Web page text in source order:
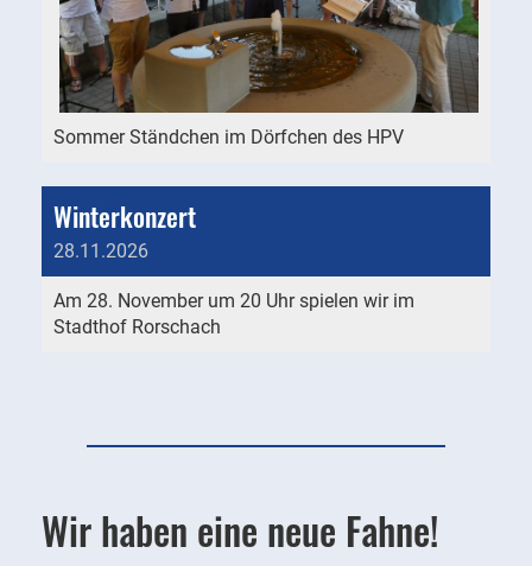
Sommer Ständchen im Dörfchen des HPV
Winterkonzert
28.11.2026
Am 28. November um 20 Uhr spielen wir im
Stadthof Rorschach
Wir haben eine neue Fahne!